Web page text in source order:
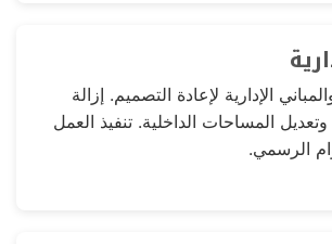
الإدارية لإعادة التصميم. إزالة
المساحات الداخلية. تنفيذ العمل
الرسمي.